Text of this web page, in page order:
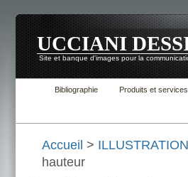
UCCIANI
Site et banque d'images pour la
Bibliographie Produits et services
Accueil >
hauteur